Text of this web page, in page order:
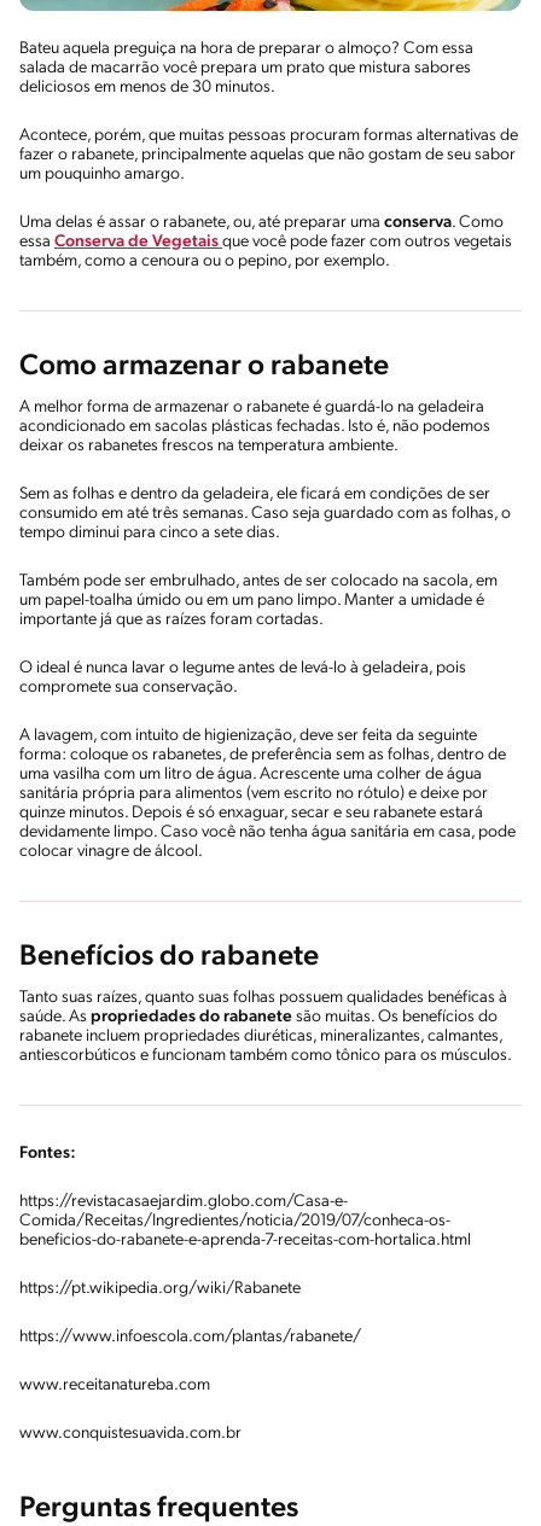
Bateu aquela preguiça na hora de preparar o almoço? Com essa
salada de macarrão você prepara um prato que mistura sabores
deliciosos em menos de 30 minutos.
Acontece, porém, que muitas pessoas procuram formas alternativas de
fazer o rabanete, principalmente aquelas que não gostam de seu sabor
um pouquinho amargo.
Uma delas é assar o rabanete, ou, até preparar uma conserva. Como
essa Conserva de Vegetais que você pode fazer com outros vegetais
também, como a cenoura ou o pepino, por exemplo.
Como armazenar o rabanete
A melhor forma de armazenar o rabanete é guardá-lo na geladeira
acondicionado em sacolas plásticas fechadas. Isto é, não podemos
deixar os rabanetes frescos na temperatura ambiente.
Sem as folhas e dentro da geladeira, ele ficará em condições de ser
consumido em até três semanas. Caso seja guardado com as folhas, o
tempo diminui para cinco a sete dias.
Também pode ser embrulhado, antes de ser colocado na sacola, em
um papel-toalha úmido ou em um pano limpo. Manter a umidade é
importante já que as raízes foram cortadas.
O ideal é nunca lavar o legume antes de levá-lo à geladeira, pois
compromete sua conservação.
A lavagem, com intuito de higienização, deve ser feita da seguinte
forma: coloque os rabanetes, de preferência sem as folhas, dentro de
uma vasilha com um litro de água. Acrescente uma colher de água
sanitária própria para alimentos (vem escrito no rótulo) e deixe por
quinze minutos. Depois é só enxaguar, secar e seu rabanete estará
devidamente limpo. Caso você não tenha água sanitária em casa, pode
colocar vinagre de álcool.
Benefícios do rabanete
Tanto suas raízes, quanto suas folhas possuem qualidades benéficas à
saúde. As propriedades do rabanete são muitas. Os benefícios do
rabanete incluem propriedades diuréticas, mineralizantes, calmantes,
antiescorbúticos e funcionam também como tônico para os músculos.
Fontes:
https://revistacasaejardim.globo.com/Casa-e-
Comida/Receitas/Ingredientes/noticia/2019/07/conheca-os-
beneficios-do-rabanete-e-aprenda-7-receitas-com-hortalica.html
https://pt.wikipedia.org/wiki/Rabanete
https://www.infoescola.com/plantas/rabanete/
www.receitanatureba.com
www.conquistesuavida.com.br
Perguntas frequentes